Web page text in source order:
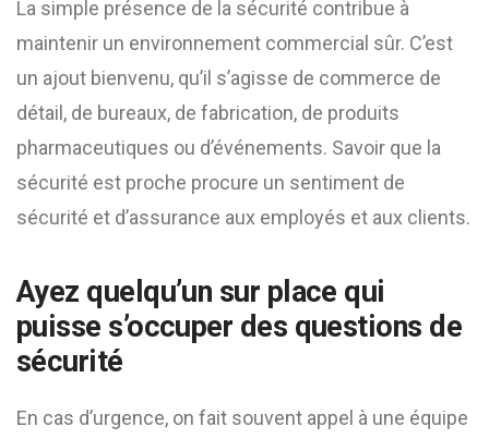
La simple présence de la sécurité contribue à
maintenir un environnement commercial sûr. C’est
un ajout bienvenu, qu’il s’agisse de commerce de
détail, de bureaux, de fabrication, de produits
pharmaceutiques ou d’événements. Savoir que la
sécurité est proche procure un sentiment de
sécurité et d’assurance aux employés et aux clients.
Ayez quelqu’un sur place qui
puisse s’occuper des questions de
sécurité
En cas d’urgence, on fait souvent appel à une équipe